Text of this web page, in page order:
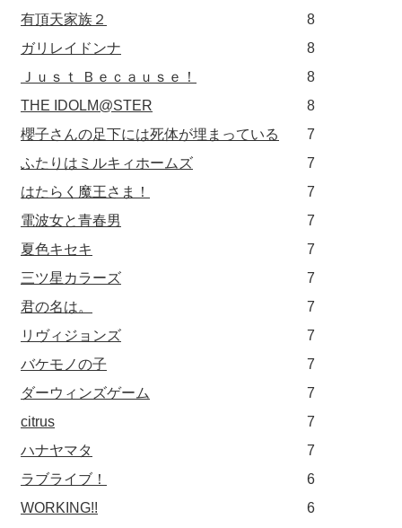
有頂天家族２
8
ガリレイドンナ
8
Ｊｕｓｔ Ｂｅｃａｕｓｅ！
8
THE IDOLM@STER
8
櫻子さんの足下には死体が埋まっている
7
ふたりはミルキィホームズ
7
はたらく魔王さま！
7
電波女と青春男
7
夏色キセキ
7
三ツ星カラーズ
7
君の名は。
7
リヴィジョンズ
7
バケモノの子
7
ダーウィンズゲーム
7
citrus
7
ハナヤマタ
7
ラブライブ！
6
WORKING!!
6